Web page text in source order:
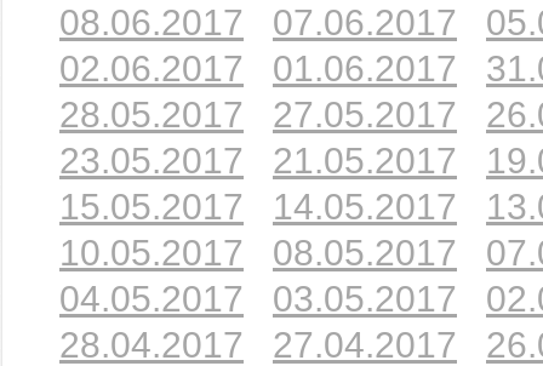
08.06.2017
07.06.2017
02.06.2017
01.06.2017
28.05.2017
27.05.2017
23.05.2017
21.05.2017
15.05.2017
14.05.2017
10.05.2017
08.05.2017
04.05.2017
03.05.2017
28.04.2017
27.04.2017